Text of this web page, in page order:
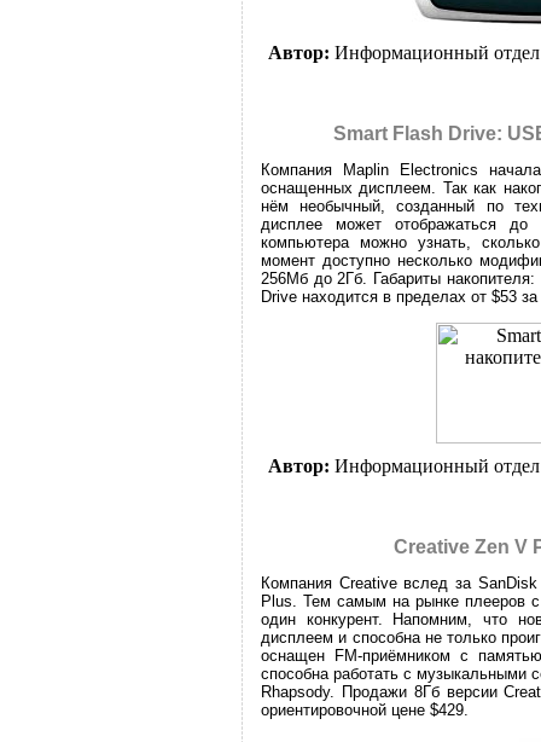
Автор: Информационный отдел
Smart Flash Drive:
Компания Maplin Electronics
оснащенных дисплеем. Так как
нём необычный, созданный по
дисплее может отображаться
компьютера можно узнать,
момент доступно несколько
256Мб до 2Гб. Габариты
Drive находится в пределах от $53
Автор: Информационный отдел
Creative Zen V
Компания Creative вслед за
Plus. Тем самым на рынке плееров
один конкурент. Напомним, что
дисплеем и способна не только
оснащен FM-приёмником с
способна работать с музыкальными
Rhapsody. Продажи 8Гб версии
ориентировочной цене $429.